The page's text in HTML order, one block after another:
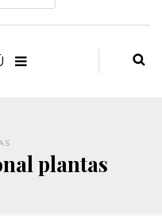
plantas